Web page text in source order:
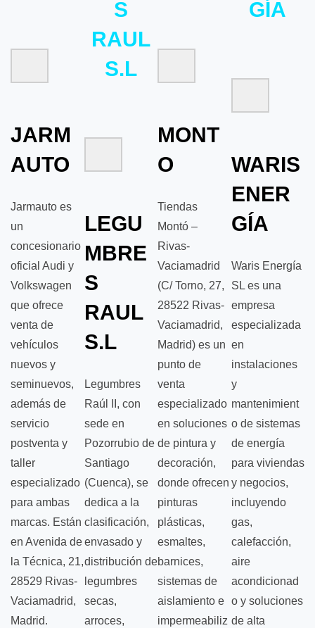
JARM
AUTO
Jarmauto es
un
concesionario
oficial Audi y
Volkswagen
que ofrece
venta de
vehículos
nuevos y
seminuevos,
además de
servicio
postventa y
taller
especializado
para ambas
marcas. Están
en Avenida de
la Técnica, 21,
28529 Rivas-
Vaciamadrid,
Madrid.
S
RAUL
S.L
LEGU
MBRE
S
RAUL
S.L
Legumbres
Raúl II, con
sede en
Pozorrubio de
Santiago
(Cuenca), se
dedica a la
clasificación,
envasado y
distribución de
legumbres
secas,
arroces,
MONT
O
Tiendas
Montó –
Rivas-
Vaciamadrid
(C/ Torno, 27,
28522 Rivas-
Vaciamadrid,
Madrid) es un
punto de
venta
especializado
en soluciones
de pintura y
decoración,
donde ofrecen
pinturas
plásticas,
esmaltes,
barnices,
sistemas de
aislamiento e
impermeabiliz
GÍA
WARIS
ENER
GÍA
Waris Energía
SL es una
empresa
especializada
en
instalaciones
y
mantenimient
o de sistemas
de energía
para viviendas
y negocios,
incluyendo
gas,
calefacción,
aire
acondicionad
o y soluciones
de alta